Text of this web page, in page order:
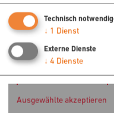
ÜBERNACHTEN &
Hotels
Ferienwohnungen
Gastronomie
SERVICE
Technisch
↓ 1 Dienst
Externe Dienste
↓ 4 Dienste
Ausgewählte akzeptieren